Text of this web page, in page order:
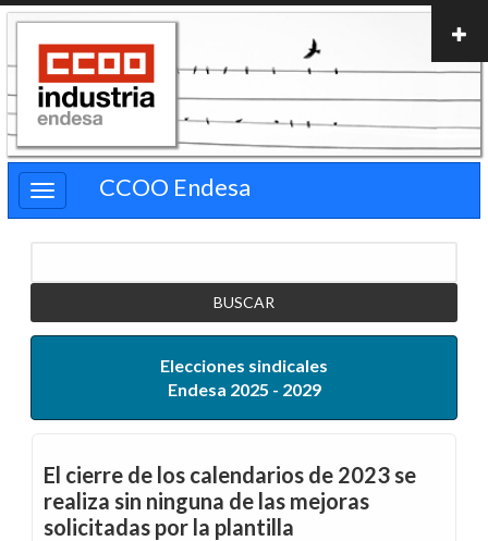
Pasar
contenido
principal
CCOO Endesa
Elecciones sindicales
Endesa 2025 - 2029
El cierre de los calendarios de 2023 se
realiza sin ninguna de las mejoras
solicitadas por la plantilla